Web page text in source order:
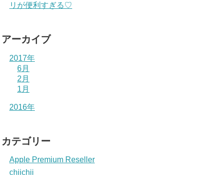
リが便利すぎる♡
アーカイブ
2017年
6月
2月
1月
2016年
カテゴリー
Apple Premium Reseller
chiichii